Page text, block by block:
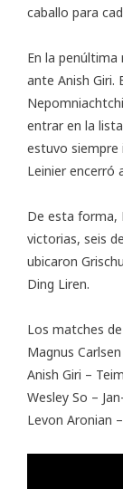
caballo para
En la
ante Anish Giri.
entrar en la
estuvo siempre
Leinier encerró
De esta forma,
victorias, seis
ubicaron
Ding Liren.
Los matches
Magnus
Anish Giri –
Wesley So –
Levon Aronian